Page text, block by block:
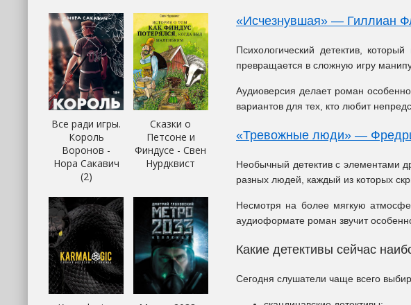
«Исчезнувшая» — Гиллиан
Психологический детектив,
превращается в сложную игру
Аудиоверсия делает роман
вариантов для тех, кто любит
«Тревожные люди» —
Необычный детектив с элементами
разных людей, каждый из которых
Несмотря на более мягкую
аудиоформате роман звучит
Какие детективы сейчас
Сегодня слушатели чаще всего
Все ради игры.
Король
Воронов -
Нора Сакавич
(2)
Сказки о
Петсоне и
Финдусе - Свен
Нурдквист